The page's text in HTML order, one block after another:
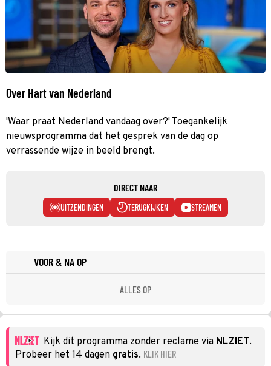
Over Hart van Nederland
'Waar praat Nederland vandaag over?' Toegankelijk
nieuwsprogramma dat het gesprek van de dag op
verrassende wijze in beeld brengt.
DIRECT NAAR
UITZENDINGEN TERUGKIJKEN STREAMEN
VOOR & NA OP
ALLES OP
Kijk dit programma zonder reclame via NLZIET.
Probeer het 14 dagen gratis. KLIK HIER